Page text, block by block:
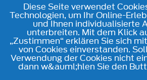
Diese Seite verwendet
Technologien, um Ihr Online-
und Ihnen individualisierte
unterbreiten. Mit dem Klick
„Zustimmen“ erklären Sie sich
von Cookies einverstanden.
Verwendung der Cookies nicht
dann w&auml;hlen Sie den